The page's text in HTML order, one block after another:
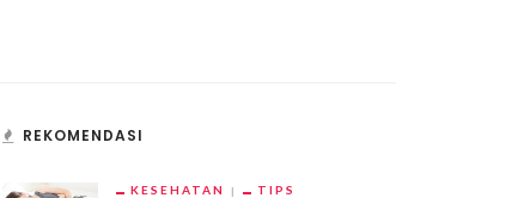
REKOMENDASI
KESEHATAN TIPS